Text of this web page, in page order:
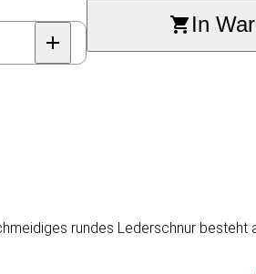
In
rundes Lederschnur besteht